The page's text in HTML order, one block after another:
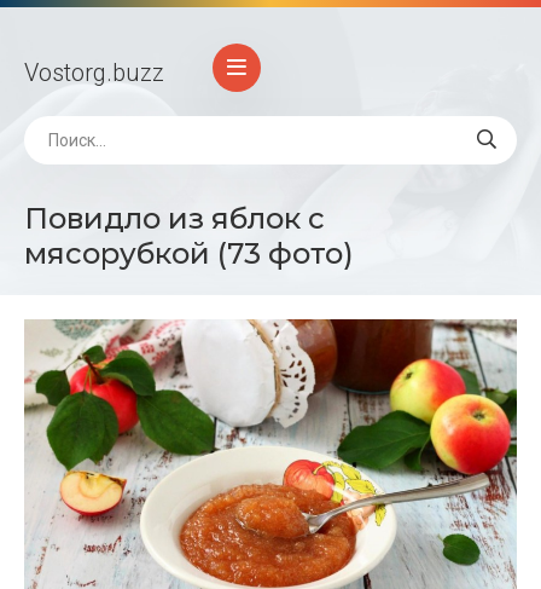
Vostorg.buzz
Повидло из яблок с
мясорубкой (73 фото)